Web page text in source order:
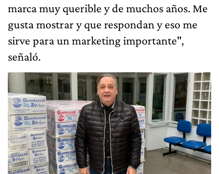
marca muy querible y de muchos años. Me
gusta mostrar y que respondan y eso me
sirve para un marketing importante",
señaló.